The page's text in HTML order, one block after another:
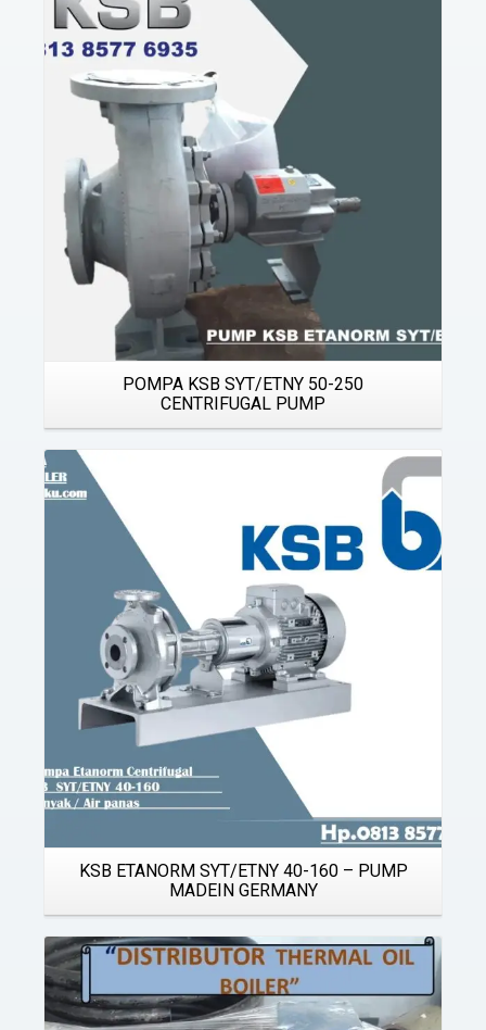
POMPA KSB SYT/ETNY 50-250
CENTRIFUGAL PUMP
Details
KSB ETANORM SYT/ETNY 40-160 – PUMP
MADEIN GERMANY